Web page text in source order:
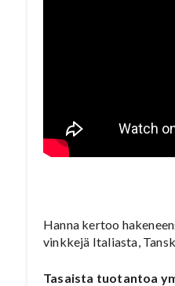
Hanna kertoo
vinkkejä Italiasta,
Tasaista tuotantoa